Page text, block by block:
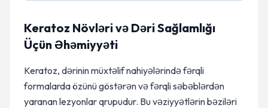
Keratoz Növləri və Dəri Sağlamlığı
Üçün Əhəmiyyəti
Keratoz, dərinin müxtəlif nahiyələrində fərqli
formalarda özünü göstərən və fərqli səbəblərdən
yaranan lezyonlar qrupudur. Bu vəziyyətlərin bəziləri